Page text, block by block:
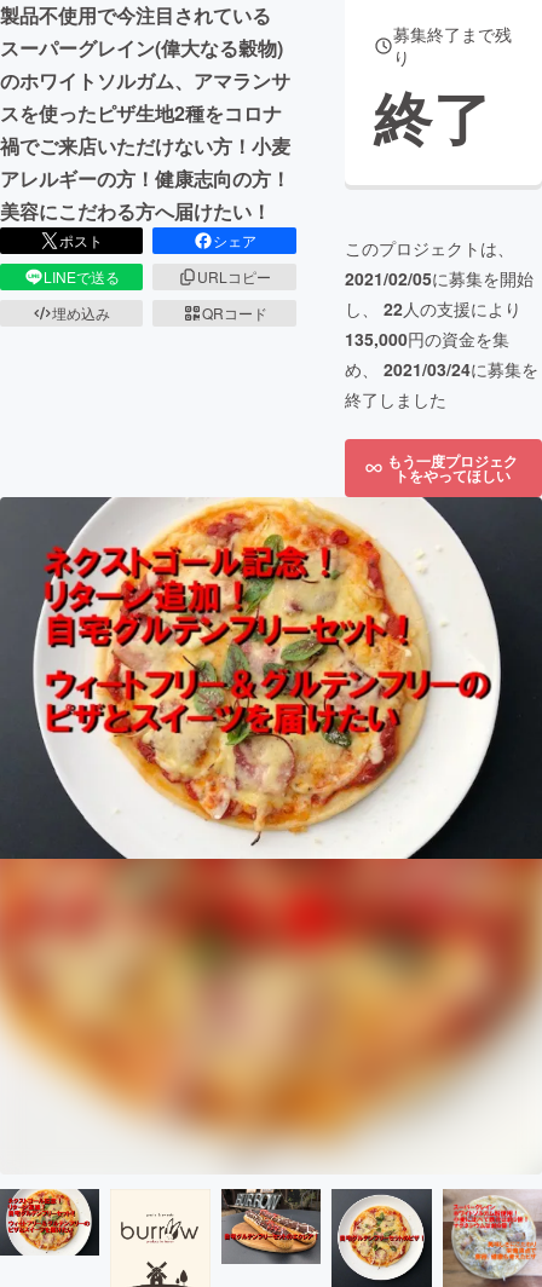
製品不使用で今注目されている
スーパーグレイン(偉大なる穀物)
のホワイトソルガム、アマランサ
スを使ったピザ生地2種をコロナ
禍でご来店いただけない方！小麦
アレルギーの方！健康志向の方！
美容にこだわる方へ届けたい！
ポスト
シェア
LINEで送る
URLコピー
埋め込み
QRコード
募集終了まで残
り
終了
このプロジェクトは、
2021/02/05に募集を開始
し、 22人の支援により
135,000円の資金を集
め、 2021/03/24に募集を
終了しました
もう一度プロジェク
トをやってほしい